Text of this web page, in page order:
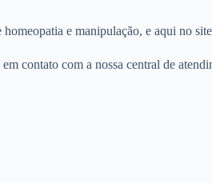
homeopatia e manipulação, e aqui no
contato com a nossa central de